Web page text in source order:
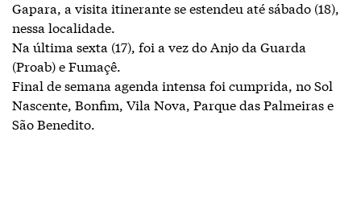
Gapara, a visita itinerante se estendeu até sábado (18),
nessa localidade.
Na última sexta (17), foi a vez do Anjo da Guarda
(Proab) e Fumaçê.
Final de semana agenda intensa foi cumprida, no Sol
Nascente, Bonfim, Vila Nova, Parque das Palmeiras e
São Benedito.